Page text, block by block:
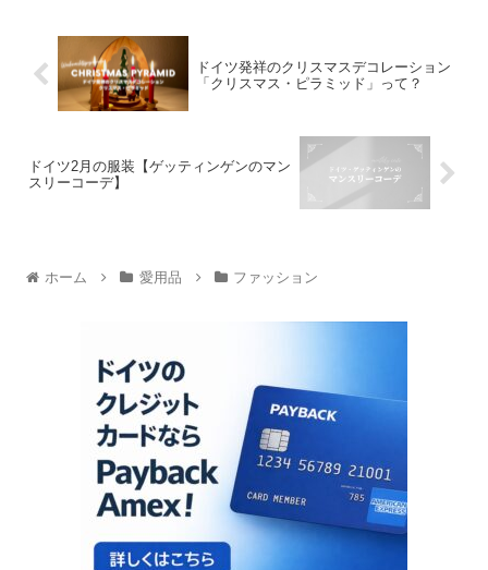
ドイツ発祥のクリスマスデコレーション
「クリスマス・ピラミッド」って？
ドイツ2月の服装【ゲッティンゲンのマン
スリーコーデ】
ホーム 愛用品 ファッション